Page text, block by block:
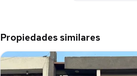
Propiedades similares